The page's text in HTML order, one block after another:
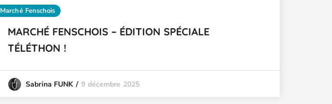
Marché Fenschois
MARCHÉ FENSCHOIS – ÉDITION SPÉCIALE
TÉLÉTHON !
Sabrina FUNK 9 décembre 2025